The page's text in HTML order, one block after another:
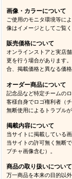
画像・カラーについて
ご使用のモニタ環境等に
像はイメージとしてご覧く
販売価格について
オンラインストアと実店
更を行う場合があります
合、掲載価格と異なる価
オーダー商品について
記念品など特定チームの
客様自身でロゴ権利者（
無断使用によるトラブル
掲載内容について
当サイトに掲載している
当サイトの許可無く無断
プチャ画像含む）。
商品の取り扱いについて
万一商品を本来の目的以